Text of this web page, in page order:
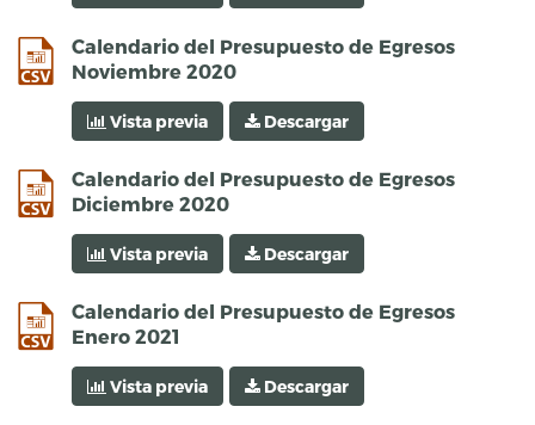
Calendario del Presupuesto de Egresos
Noviembre 2020
csv
Vista previa Descargar
Calendario del Presupuesto de Egresos
Diciembre 2020
csv
Vista previa Descargar
Calendario del Presupuesto de Egresos
Enero 2021
csv
Vista previa Descargar